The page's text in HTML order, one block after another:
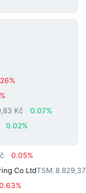
světa
Kč
0.07%
0.02%
0.05%
Co LtdTSM 8